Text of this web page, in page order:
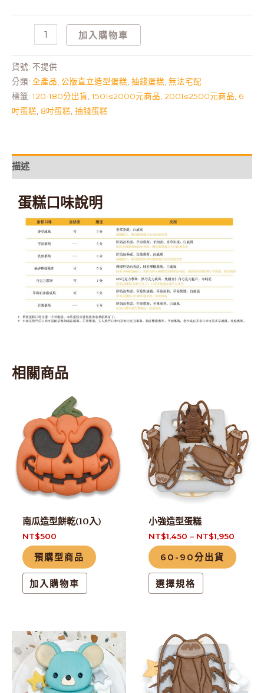
加入購物車
貨號: 不提供
分類: 全產品 公版直立造型蛋糕 抽錢蛋糕 無法宅配
標籤:120-180分出貨 ,1501≤2000元商品 2001≤2500元商品 6
吋蛋糕 8吋蛋糕 抽錢蛋糕
描述
蛋糕口味說明
相關商品
南瓜造型餅乾(10入)
NT$500
預購型商品
加入購物車
小強造型蛋糕
NT$1,450 – NT$1,950
60-90分出貨
選擇規格
此
產
品
有
多
種
款
在
產
品
頁
擇
選
項
此
產
品
有
此
產
品
有